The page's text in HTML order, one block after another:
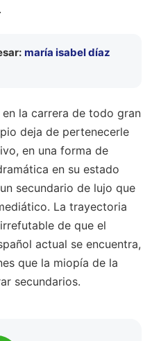
maría isabel díaz
la carrera de todo gran
deja de pertenecerle
en una forma de
en su estado
secundario de lujo que
La trayectoria
de que el
actual se encuentra,
que la miopía de la
secundarios.